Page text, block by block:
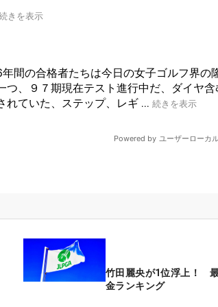
竹田麗央が1位浮上！
金ランキング